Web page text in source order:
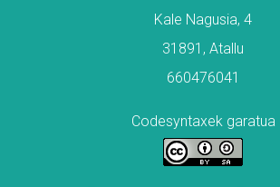
Kale Nagusia, 4
31891, Atallu
660476041
Codesyntaxek garatua